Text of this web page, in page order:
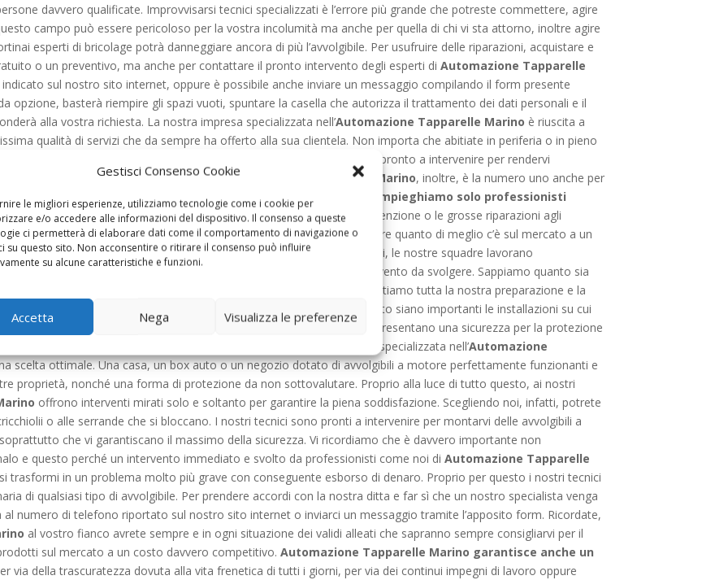
Gestisci Consenso Cookie
le migliori esperienze, utilizziamo tecnologie come i cookie per
e/o accedere alle informazioni del dispositivo. Il consenso a queste
ci permetterà di elaborare dati come il comportamento di navigazione o
su questo sito. Non acconsentire o ritirare il consenso può influire
su alcune caratteristiche e funzioni.
Accetta Nega Visualizza le preferenze
davvero qualificate. Improvvisarsi tecnici specializzati è l’errore più grande che potreste commettere, agire
campo può essere pericoloso per la vostra incolumità ma anche per quella di chi vi sta attorno, inoltre agire
esperti di bricolage potrà danneggiare ancora di più l’avvolgibile. Per usufruire delle riparazioni, acquistare e
o un preventivo, ma anche per contattare il pronto intervento degli esperti diAutomazione Tapparelle
sul nostro sito internet, oppure è possibile anche inviare un messaggio compilando il form presente
opzione, basterà riempire gli spazi vuoti, spuntare la casella che autorizza il trattamento dei dati personali e il
alla vostra richiesta. La nostra impresa specializzata nell’Automazione Tapparelle Marino è riuscita a
qualità di servizi che da sempre ha offerto alla sua clientela. Non importa che abitiate in periferia o in pieno
la vostra richiesta o la vostra necessità, il nostro personale è sempre pronto a intervenire per rendervi
La nostra ditta specializzata nell’Automazione Tapparelle Marino, inoltre, è la numero uno anche per
onesti e trasparenti.Automazione Tapparelle Marino, impieghiamo solo professionisti
in cui decideste di affidare i vostri lavori per l’installazione, la manutenzione o le grosse riparazioni agli
sentirvi assolutamente tutelati in quanto sarete in grado di ottenere quanto di meglio c’è sul mercato a un
la garanzia di un team di tecnici specializzati altamente preparati, le nostre squadre lavorano
esclusivamente con attrezzatura nuova e idonea al tipo d’intervento da svolgere. Sappiamo quanto sia
a regola d’arte, quindi, noi di
, mettiamo tutta la nostra preparazione e la
In quanto ditta leader del settore sappiamo perfettamente quanto siano importanti le installazioni su cui
garantiscono una protezione da caldo, freddo e pioggia. Inoltre rappresentano una sicurezza per la protezione
commerciali. Proprio per questa ragione il volersi affidare a una ditta specializzata nell’Automazione
scelta ottimale. Una casa, un box auto o un negozio dotato di avvolgibili a motore perfettamente funzionanti e
proprietà, nonché una forma di protezione da non sottovalutare. Proprio alla luce di tutto questo, ai nostri
offrono interventi mirati solo e soltanto per garantire la piena soddisfazione. Scegliendo noi, infatti, potrete
o alle serrande che si bloccano. I nostri tecnici sono pronti a intervenire per montarvi delle avvolgibili a
che vi garantiscano il massimo della sicurezza. Vi ricordiamo che è davvero importante non
e questo perché un intervento immediato e svolto da professionisti come noi diAutomazione Tapparelle
trasformi in un problema molto più grave con conseguente esborso di denaro. Proprio per questo i nostri tecnici
di qualsiasi tipo di avvolgibile. Per prendere accordi con la nostra ditta e far sì che un nostro specialista venga
numero di telefono riportato sul nostro sito internet o inviarci un messaggio tramite l’apposito form. Ricordate,
al vostro fianco avrete sempre e in ogni situazione dei validi alleati che sapranno sempre consigliarvi per il
sul mercato a un costo davvero competitivo.Automazione Tapparelle Marino garantisce anche un
via della trascuratezza dovuta alla vita frenetica di tutti i giorni, per via dei continui impegni di lavoro oppure